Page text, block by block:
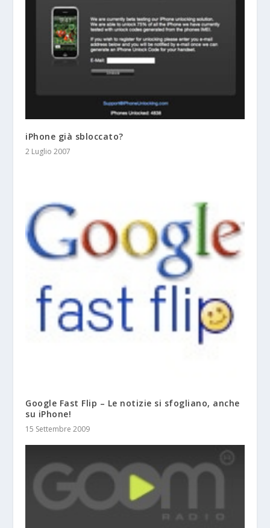
iPhone già sbloccato?
2 Luglio 2007
Google Fast Flip – Le notizie si sfogliano, anche
su iPhone!
15 Settembre 2009